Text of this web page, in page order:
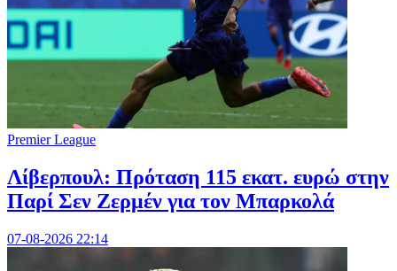
Premier League
Λίβερπουλ: Πρόταση 115 εκατ. ευρώ στην
Παρί Σεν Ζερμέν για τον Μπαρκολά
07-08-2026 22:14